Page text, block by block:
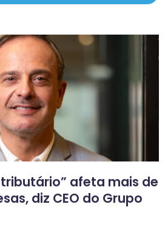
afeta mais de
diz CEO do Grupo